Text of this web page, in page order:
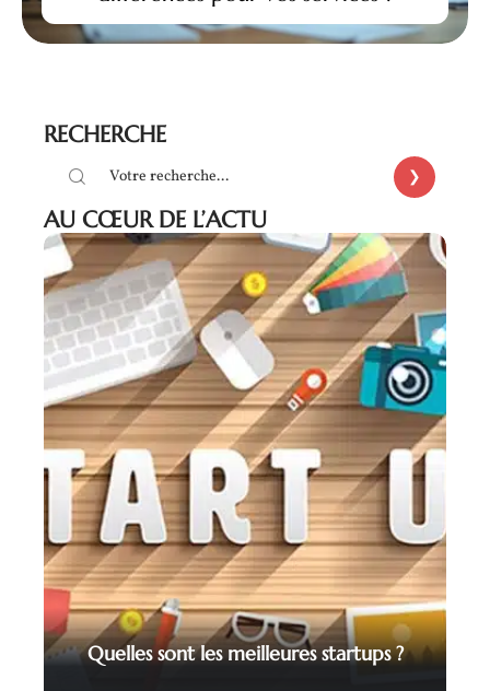
RECHERCHE
AU CŒUR DE L’ACTU
Quelles sont les meilleures startups ?